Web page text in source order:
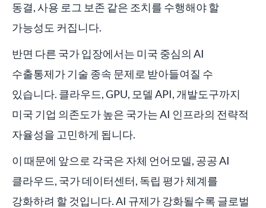
동결, 사용 로그 보존 같은 조치를 수행해야 할
가능성도 커집니다.
반면 다른 국가 입장에서는 미국 중심의 AI
수출통제가 기술 종속 문제로 받아들여질 수
있습니다. 클라우드, GPU, 모델 API, 개발도구까지
미국 기업 의존도가 높은 국가는 AI 인프라의 전략적
자율성을 고민하게 됩니다.
이 때문에 앞으로 각국은 자체 언어모델, 공공 AI
클라우드, 국가 데이터센터, 독립 평가 체계를
강화하려 할 것입니다. AI 규제가 강화될수록 글로벌